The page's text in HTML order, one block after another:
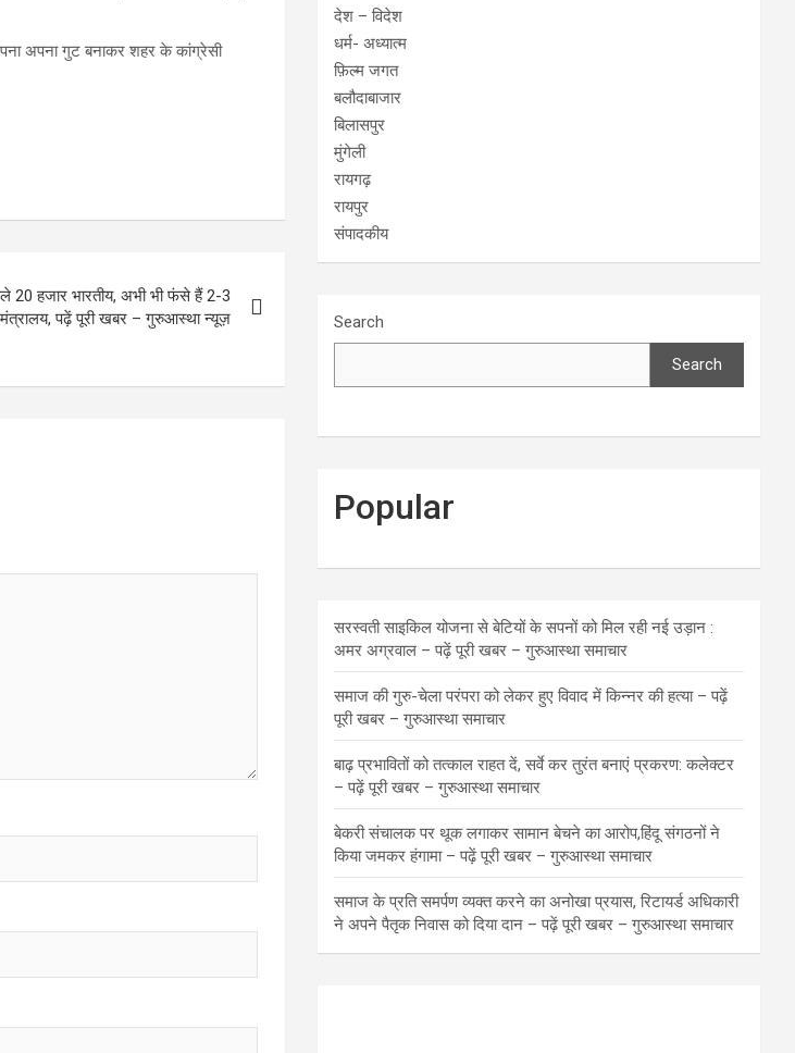
अपना गुट बनाकर शहर के कांग्रेसी
हजार भारतीय, अभी भी फंसे हैं 2-3
मंत्रालय, पढ़ें पूरी खबर – गुरुआस्था न्यूज़
देश – विदेश
धर्म- अध्यात्म
फ़िल्म जगत
बलौदाबाजार
बिलासपुर
मुंगेली
रायगढ़
रायपुर
संपादकीय
Search
Search
Popular
सरस्वती साइकिल योजना से बेटियों के सपनों को मिल रही नई उड़ान :
अमर अग्रवाल – पढ़ें पूरी खबर – गुरुआस्था समाचार
समाज की गुरु-चेला परंपरा को लेकर हुए विवाद में किन्नर की हत्या – पढ़ें
पूरी खबर – गुरुआस्था समाचार
बाढ़ प्रभावितों को तत्काल राहत दें, सर्वे कर तुरंत बनाएं प्रकरण: कलेक्टर
– पढ़ें पूरी खबर – गुरुआस्था समाचार
बेकरी संचालक पर थूक लगाकर सामान बेचने का आरोप,हिंदू संगठनों ने
किया जमकर हंगामा – पढ़ें पूरी खबर – गुरुआस्था समाचार
समाज के प्रति समर्पण व्यक्त करने का अनोखा प्रयास, रिटायर्ड अधिकारी
ने अपने पैतृक निवास को दिया दान – पढ़ें पूरी खबर – गुरुआस्था समाचार